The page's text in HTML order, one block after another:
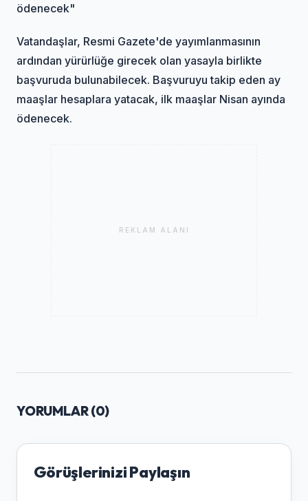
ödenecek"
Vatandaşlar, Resmi Gazete'de yayımlanmasının
ardından yürürlüğe girecek olan yasayla birlikte
başvuruda bulunabilecek. Başvuruyu takip eden ay
maaşlar hesaplara yatacak, ilk maaşlar Nisan ayında
ödenecek.
REKLAM ALANI
YORUMLAR (0)
Görüşlerinizi Paylaşın